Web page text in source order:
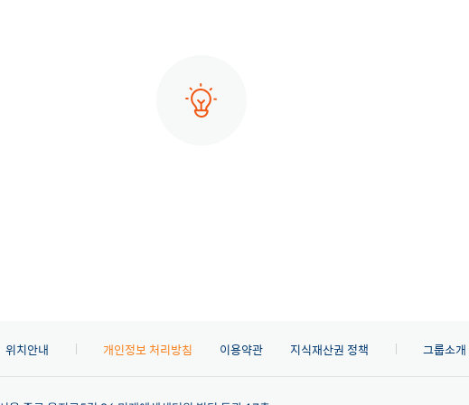
위치안내 개인정보 처리방침 이용약관 지식재산권 정책 그룹소개